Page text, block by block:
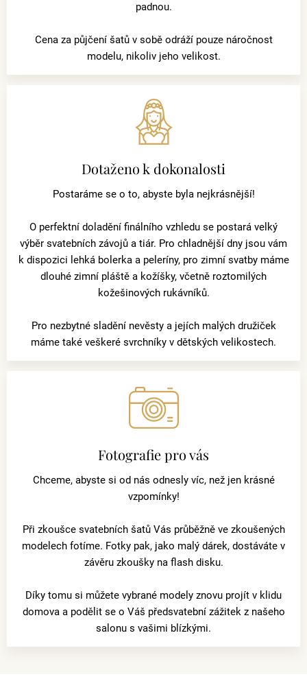
padnou.
Cena za půjčení šatů v sobě odráží pouze náročnost
modelu, nikoliv jeho velikost.
Dotaženo k dokonalosti
Postaráme se o to, abyste byla nejkrásnější!
O perfektní doladění finálního vzhledu se postará velký
výběr svatebních závojů a tiár. Pro chladnější dny jsou vám
k dispozici lehká bolerka a peleríny, pro zimní svatby máme
dlouhé zimní pláště a kožíšky, včetně roztomilých
kožešinových rukávníků.
Pro nezbytné sladění nevěsty a jejích malých družiček
máme také veškeré svrchníky v dětských velikostech.
Fotografie pro vás
Chceme, abyste si od nás odnesly víc, než jen krásné
vzpomínky!
Při zkoušce svatebních šatů Vás průběžně ve zkoušených
modelech fotíme. Fotky pak, jako malý dárek, dostáváte v
závěru zkoušky na flash disku.
Díky tomu si můžete vybrané modely znovu projít v klidu
domova a podělit se o Váš předsvatební zážitek z našeho
salonu s vašimi blízkými.